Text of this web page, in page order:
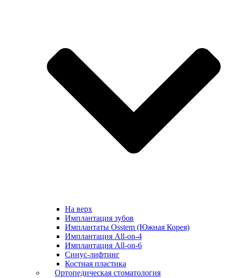
На верх
Имплантация зубов
Имплантаты Osstem (Южная Корея)
Имплантация All-on-4
Имплантация All-on-6
Синус-лифтинг
Костная пластика
Ортопедическая стоматология